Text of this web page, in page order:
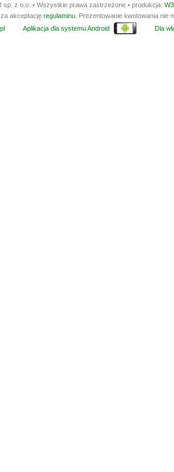
sp. z o.o. • Wszystkie prawa zastrzeżone • produkcja:
akceptację regulaminu . Prezentowanie kwotowania
Aplikacja dla systemu Android Dla